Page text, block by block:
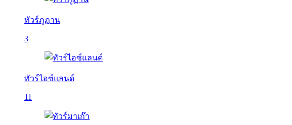
ทัวร์ภูฏาน
3
ทัวร์ไอซ์แลนด์
11